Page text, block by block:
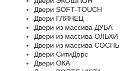
Двери SOFT-TOUCH
Двери ГЛЯНЕЦ
Двери из массива ДУБА
Двери из массива ОЛЬХИ
Двери из массива
Двери СитиДорс
Двери ОКА